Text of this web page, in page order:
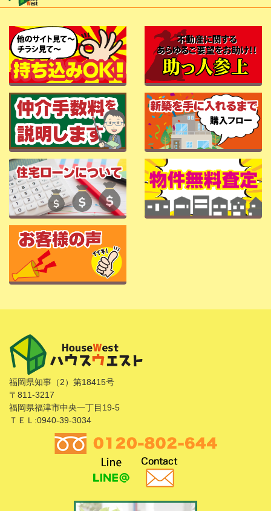
福岡県知事（2）第18415号
〒811-3217
福岡県福津市中央一丁目19-5
ＴＥＬ:0940-39-3034